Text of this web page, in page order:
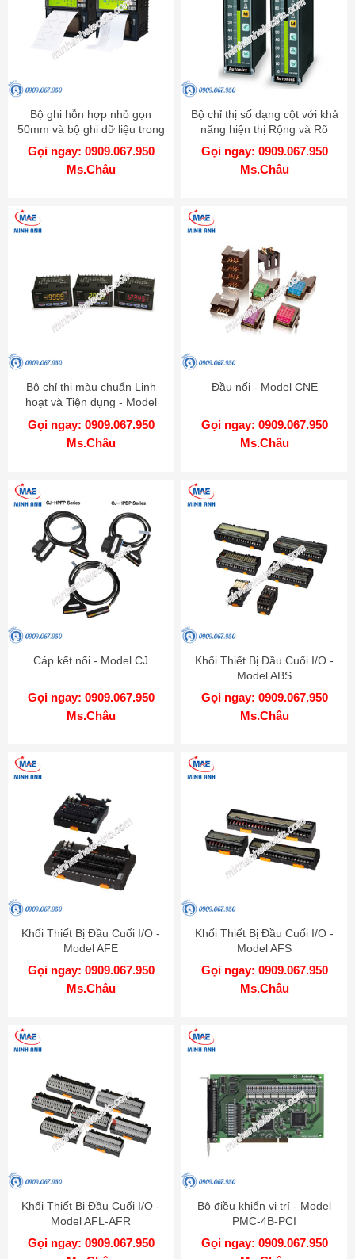
Bộ ghi hỗn hợp nhỏ gọn
50mm và bộ ghi dữ liệu trong
một - Model KRN50
Gọi ngay: 0909.067.950
Ms.Châu
Bộ chỉ thị số dạng cột với khả
năng hiện thị Rộng và Rõ
hơn - Model KN-1000B
Gọi ngay: 0909.067.950
Ms.Châu
Bộ chỉ thị màu chuẩn Linh
hoạt và Tiện dụng - Model
KN-2000W
Gọi ngay: 0909.067.950
Ms.Châu
Đầu nối - Model CNE
Gọi ngay: 0909.067.950
Ms.Châu
Cáp kết nối - Model CJ
Gọi ngay: 0909.067.950
Ms.Châu
Khối Thiết Bị Đầu Cuối I/O -
Model ABS
Gọi ngay: 0909.067.950
Ms.Châu
Khối Thiết Bị Đầu Cuối I/O -
Model AFE
Gọi ngay: 0909.067.950
Ms.Châu
Khối Thiết Bị Đầu Cuối I/O -
Model AFS
Gọi ngay: 0909.067.950
Ms.Châu
Khối Thiết Bị Đầu Cuối I/O -
Model AFL-AFR
Gọi ngay: 0909.067.950
Bộ điều khiển vị trí - Model
PMC-4B-PCI
Gọi ngay: 0909.067.950